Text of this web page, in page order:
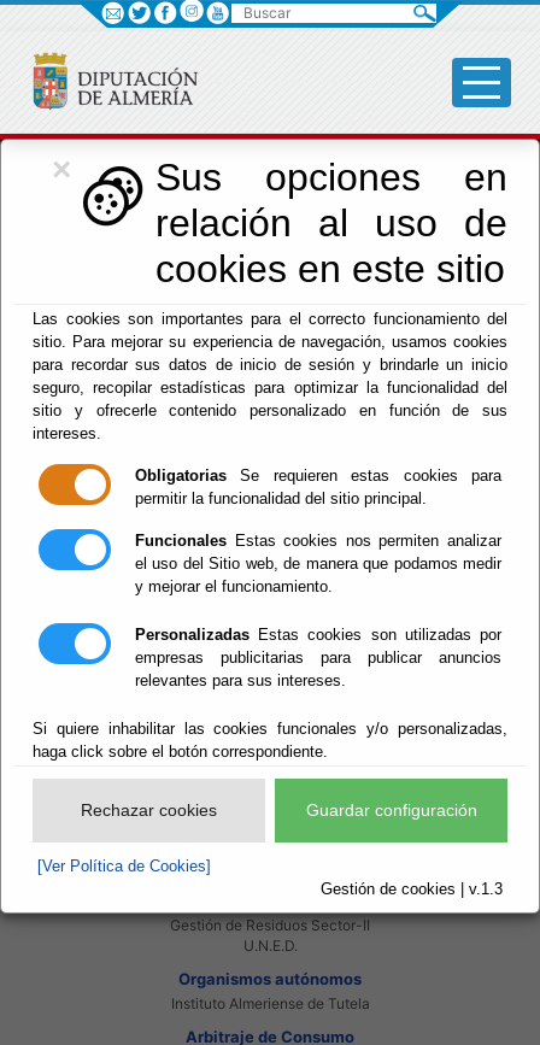
×
Sus opciones en
relación al uso de
cookies en este sitio
Las cookies son importantes para el correcto funcionamiento del
sitio. Para mejorar su experiencia de navegación, usamos cookies
para recordar sus datos de inicio de sesión y brindarle un inicio
seguro, recopilar estadísticas para optimizar la funcionalidad del
sitio y ofrecerle contenido personalizado en función de sus
intereses.
Obligatorias Se requieren estas cookies para
permitir la funcionalidad del sitio principal.
Funcionales Estas cookies nos permiten analizar
el uso del Sitio web, de manera que podamos medir
y mejorar el funcionamiento.
Personalizadas Estas cookies son utilizadas por
empresas publicitarias para publicar anuncios
relevantes para sus intereses.
Si quiere inhabilitar las cookies funcionales y/o personalizadas,
haga click sobre el botón correspondiente.
Rechazar cookies Guardar configuración
[Ver Política de Cookies]
Gestión de cookies | v.1.3
Cultura, Cine e
Identidad Almeriense
Menú Cultura
Inicio -Cultura y Cine -
El documento con referenciaDP-CUL-INFO no existe.
Red Provincial
Intranet Provincial
Intranet Adheridos
Servicios EE.LL.
Red Provincial
Enlaces de interés
Punto de Informacion del Catastro
Agencia Tributaria
Ministerio de Administraciones Públicas
Junta de Andalucia
Manual del Concejal
Consorcios
Bomberos Poniente
Bomberos Levante
Gestión de Residuos Sector-II
U.N.E.D.
Organismos autónomos
Instituto Almeriense de Tutela
Arbitraje de Consumo
Buscar